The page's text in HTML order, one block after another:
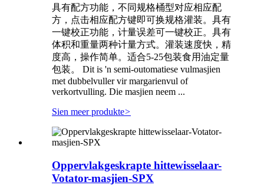
具有配方功能，不同规格桶型对应相应配
方，点击相应配方键即可换规格灌装。具有
一键校正功能，计量误差可一键校正。具有
体积和重量两种计量方式。灌装速度快，精
度高，操作简单。适合5-25包装食用油定量
包装。 Dit is 'n semi-outomatiese vulmasjien
met dubbelvuller vir margarienvul of
verkortvulling. Die masjien neem ...
Sien meer produkte>
Oppervlakgeskrapte hittewisselaar-
Votator-masjien-SPX